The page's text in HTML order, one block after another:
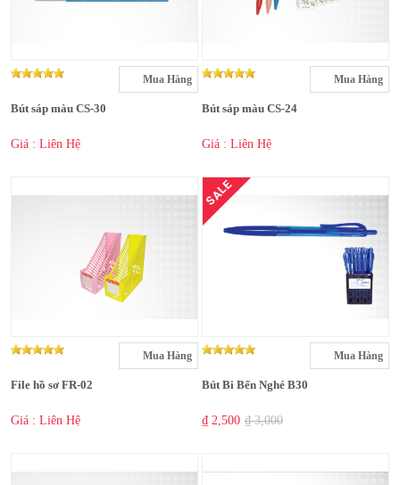
Mua Hàng
Bút sáp màu CS-30
Giá : Liên Hệ
Mua Hàng
Bút sáp màu CS-24
Giá : Liên Hệ
Mua Hàng
File hồ sơ FR-02
Giá : Liên Hệ
SALE
Mua Hàng
Bút Bi Bến Nghé B30
₫ 2,500 ₫ 3,000